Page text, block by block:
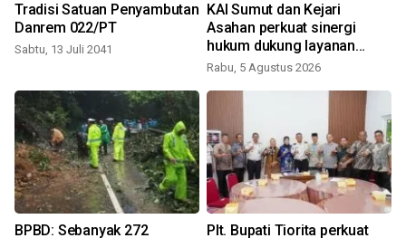
Tradisi Satuan Penyambutan
Danrem 022/PT
Sabtu, 13 Juli 2041
KAI Sumut dan Kejari
Asahan perkuat sinergi
hukum dukung layanan
kereta api
Rabu, 5 Agustus 2026
BPBD: Sebanyak 272 Plt. Bupati Tiorita perkuat